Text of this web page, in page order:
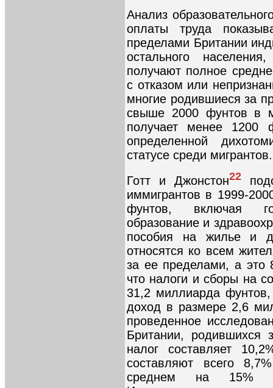
Анализ
оплаты труда
пределами Британии
остального
получают полное
с отказом или
многие родившиеся за
свыше 2000 фунтов в
получает менее 1200
определенной
статусе среди мигрантов.
Готт и Джонстон22
иммигрантов в 1999-
фунтов, включая
образование и
пособия на жилье и
относятся ко всем
за ее пределами, а это
что налоги и сборы на
31,2 миллиарда фунтов,
доход в размере 2,6
проведенное
Британии, родившихся
налог составляет
составляют всего
среднем на 15%